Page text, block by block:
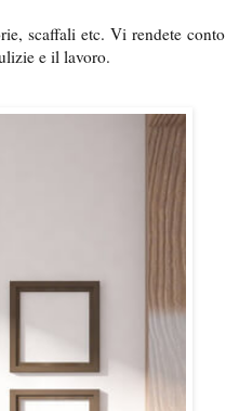
scaffali etc.Vi rendete conto
e il lavoro.